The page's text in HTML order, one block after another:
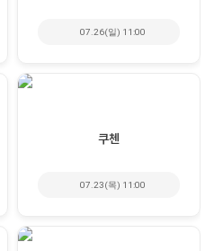
07.26(일) 11:00
쿠첸
07.23(목) 11:00